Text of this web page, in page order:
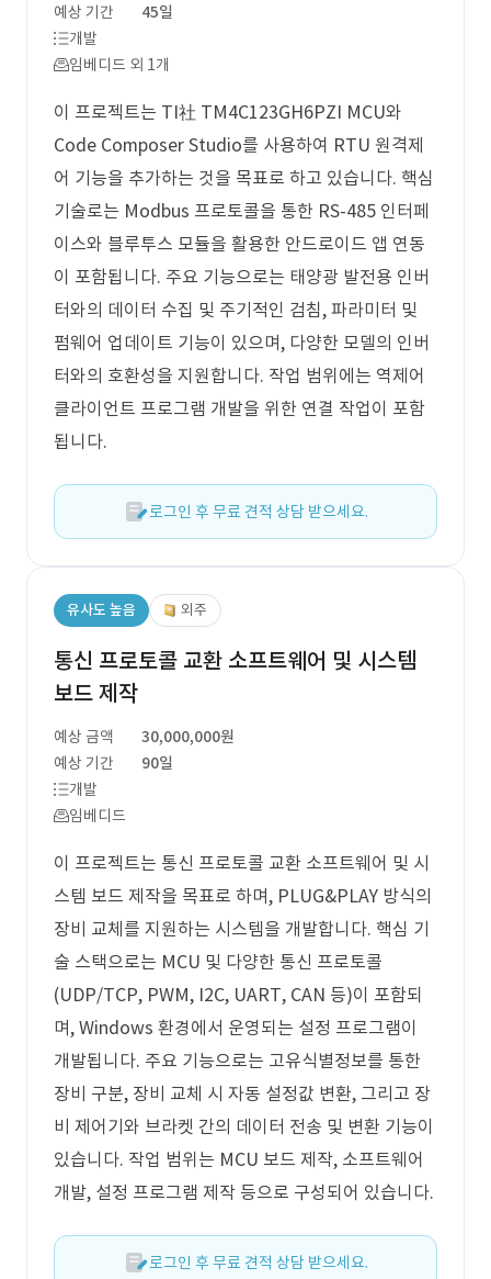
예상 기간
45일
개발
임베디드 외 1개
이 프로젝트는 TI社 TM4C123GH6PZI MCU와
Code Composer Studio를 사용하여 RTU 원격제
어 기능을 추가하는 것을 목표로 하고 있습니다. 핵심
기술로는 Modbus 프로토콜을 통한 RS-485 인터페
이스와 블루투스 모듈을 활용한 안드로이드 앱 연동
이 포함됩니다. 주요 기능으로는 태양광 발전용 인버
터와의 데이터 수집 및 주기적인 검침, 파라미터 및
펌웨어 업데이트 기능이 있으며, 다양한 모델의 인버
터와의 호환성을 지원합니다. 작업 범위에는 역제어
클라이언트 프로그램 개발을 위한 연결 작업이 포함
됩니다.
로그인 후 무료 견적 상담 받으세요.
유사도 높음 외주
통신 프로토콜 교환 소프트웨어 및 시스템
보드 제작
예상 금액
30,000,000원
예상 기간
90일
개발
임베디드
이 프로젝트는 통신 프로토콜 교환 소프트웨어 및 시
스템 보드 제작을 목표로 하며, PLUG&PLAY 방식의
장비 교체를 지원하는 시스템을 개발합니다. 핵심 기
술 스택으로는 MCU 및 다양한 통신 프로토콜
(UDP/TCP, PWM, I2C, UART, CAN 등)이 포함되
며, Windows 환경에서 운영되는 설정 프로그램이
개발됩니다. 주요 기능으로는 고유식별정보를 통한
장비 구분, 장비 교체 시 자동 설정값 변환, 그리고 장
비 제어기와 브라켓 간의 데이터 전송 및 변환 기능이
있습니다. 작업 범위는 MCU 보드 제작, 소프트웨어
개발, 설정 프로그램 제작 등으로 구성되어 있습니다.
로그인 후 무료 견적 상담 받으세요.